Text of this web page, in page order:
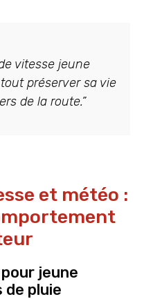
vitesse jeune
préserver sa vie
de la route.”
et météo :
jeune
pluie